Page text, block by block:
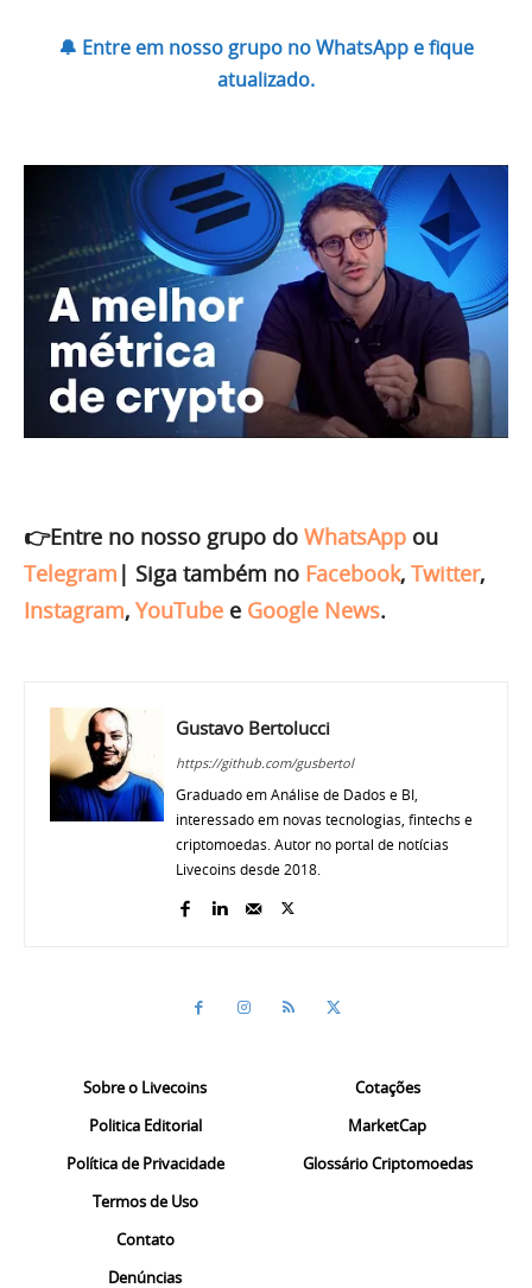
🔔 Entre em nosso grupo no WhatsApp e fique
atualizado.
👉Entre no nosso grupo do WhatsApp ou
Telegram | Siga também no Facebook, Twitter,
Instagram, YouTube e Google News.
Gustavo Bertolucci
https://github.com/gusbertol
Graduado em Análise de Dados e BI,
interessado em novas tecnologias, fintechs e
criptomoedas. Autor no portal de notícias
Livecoins desde 2018.
Sobre o Livecoins
Politica Editorial
Política de Privacidade
Termos de Uso
Contato
Denúncias
Cotações
MarketCap
Glossário Criptomoedas